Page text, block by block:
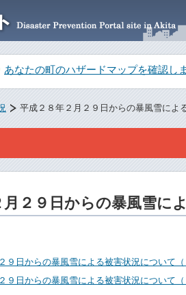
あなたの町のハザードマップを確認し
平成２８年２月２９日からの暴風雪によ
月２９日からの暴風雪に
９日からの暴風雪による被害状況について（
９日からの暴風雪による被害状況について（